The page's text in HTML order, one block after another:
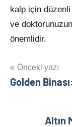
kalp için
ve
önemlidir.
Yazı
gezinmesi
Önceki yazı
Golden
Altın